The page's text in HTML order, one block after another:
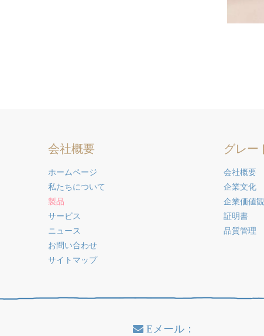
会社概要
ホームページ
私たちについて
製品
サービス
ニュース
お問い合わせ
サイトマップ
グレー
会社概要
企業文化
企業価値観
証明書
品質管理
 Eメール：